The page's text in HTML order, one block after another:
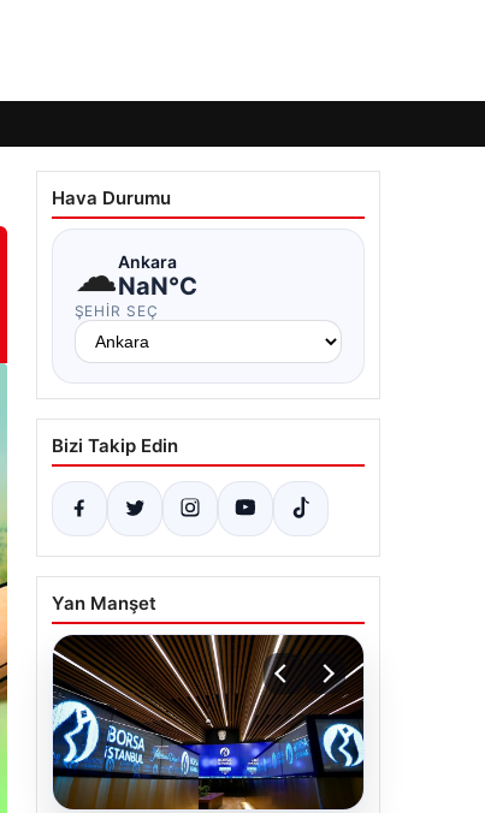
Hava Durumu
☁Ankara
NaN°C
ŞEHIR SEÇ
Bizi Takip Edin
Yan Manşet